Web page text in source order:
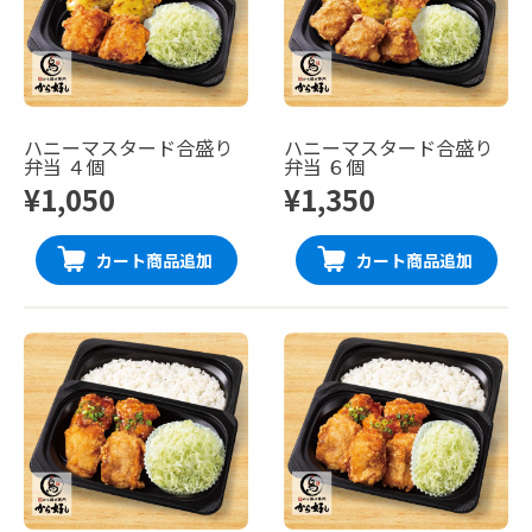
ハニーマスタード合盛り
弁当 ４個
¥1,050
カート商品追加
ハニーマスタード合盛り
弁当 ６個
¥1,350
カート商品追加